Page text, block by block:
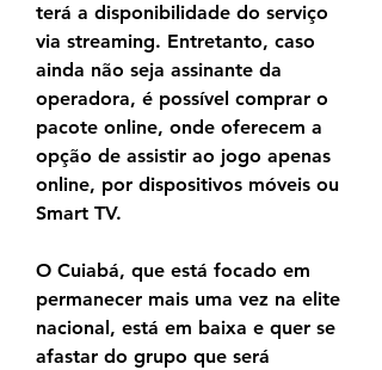
terá a disponibilidade do serviço
via streaming. Entretanto, caso
ainda não seja assinante da
operadora, é possível comprar o
pacote online, onde oferecem a
opção de assistir ao jogo apenas
online, por dispositivos móveis ou
Smart TV.
O Cuiabá, que está focado em
permanecer mais uma vez na elite
nacional, está em baixa e quer se
afastar do grupo que será